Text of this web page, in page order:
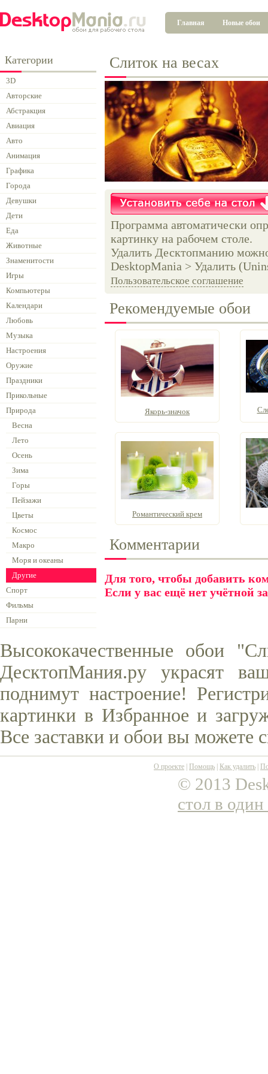
Главная Новые обои
Категории
3D
Авторские
Абстракция
Авиация
Авто
Анимация
Графика
Города
Девушки
Дети
Еда
Животные
Знаменитости
Игры
Компьютеры
Календари
Любовь
Музыка
Настроения
Оружие
Праздники
Прикольные
Природа
Весна
Лето
Осень
Зима
Горы
Пейзажи
Цветы
Космос
Макро
Моря и океаны
Другие
Спорт
Фильмы
Парни
Слиток на весах
Программа автоматически
картинку на рабочем столе.
Удалить Десктопманию
DesktopMania > Удалить
Пользовательское соглашение
Рекомендуемые обои
Якорь-значок
Романтический крем
Комментарии
Для того, чтобы добавить
Если у вас ещё нет учётной
Высококачественные обои
ДесктопМания.ру украсят
поднимут настроение!
картинки в Избранное и
Все заставки и обои вы можете
О проекте Помощь Как удалить
© 2013
стол в